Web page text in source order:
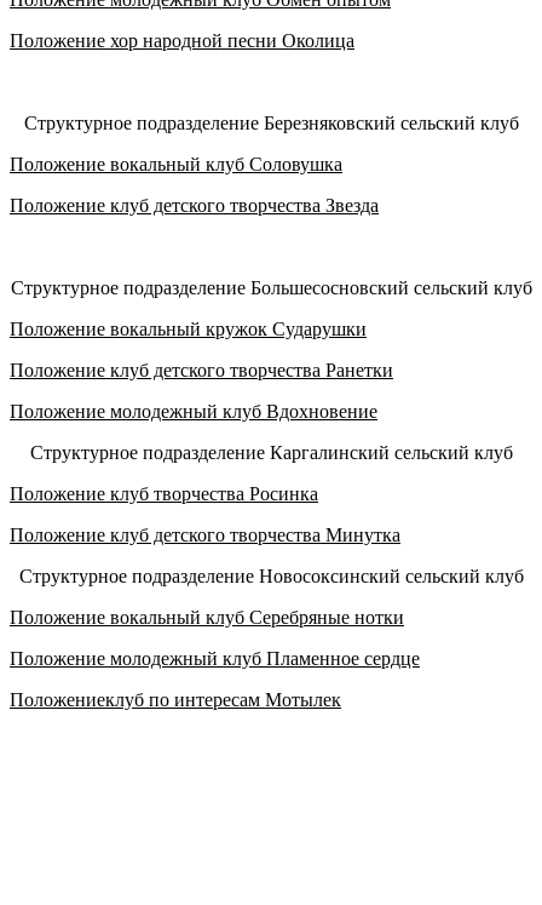
Положение хор народной песни Околица
Структурное подразделение Березняковский сельский клуб
Положение вокальный клуб Соловушка
Положение клуб детского творчества Звезда
Структурное подразделение Большесосновский сельский клуб
Положение вокальный кружок Сударушки
Положение клуб детского творчества Ранетки
Положение молодежный клуб Вдохновение
Структурное подразделение Каргалинский сельский клуб
Положение клуб творчества Росинка
Положение клуб детского творчества Минутка
Структурное подразделение Новосоксинский сельский клуб
Положение вокальный клуб Серебряные нотки
Положение молодежный клуб Пламенное сердце
Положениеклуб по интересам Мотылек